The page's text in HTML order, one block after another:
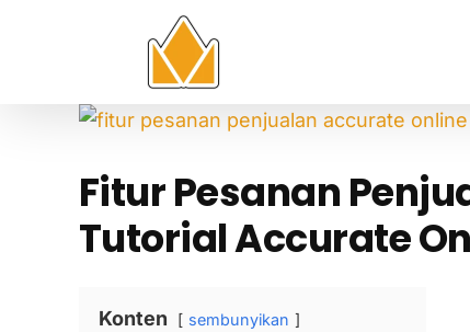
View
Image
Fitur Pesanan
Tutorial Accurate
Konten sembunyikan